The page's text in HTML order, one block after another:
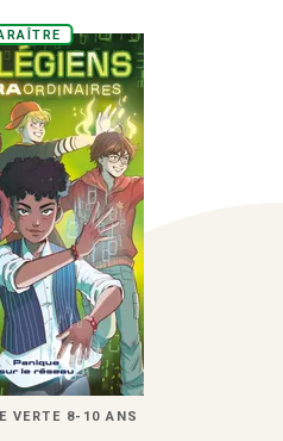
VERTE 8-10 ANS